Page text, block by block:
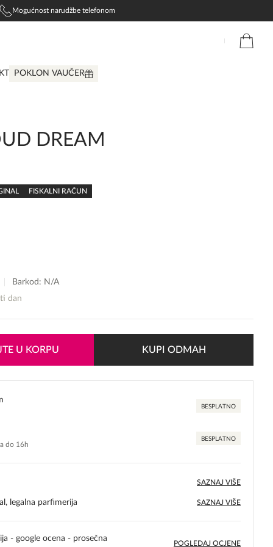
Mogućnost narudžbe telefonom
POKLON VAUČER
DREAM
FISKALNI RAČUN
Barkod: N/A
dan
U KORPU KUPI ODMAH
BESPLATNO
do 16h
BESPLATNO
SAZNAJ VIŠE
legalna parfimerija SAZNAJ VIŠE
- google ocena - prosečna
POGLEDAJ OCJENE